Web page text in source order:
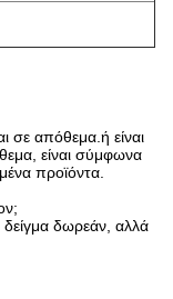
σε απόθεμα.ή είναι
είναι σύμφωνα
προϊόντα.
δωρεάν, αλλά